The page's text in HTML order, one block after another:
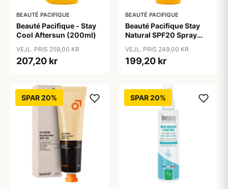
BEAUTÉ PACIFIQUE
Beauté Pacifique - Stay
Cool Aftersun (200ml)
VEJL. PRIS 259,00 KR
207,20 kr
BEAUTÉ PACIFIQUE
Beauté Pacifique Stay
Natural SPF20 Spray
VEJL. PRIS 249,00 KR
199,20 kr
SPAR 20% SPAR 20%